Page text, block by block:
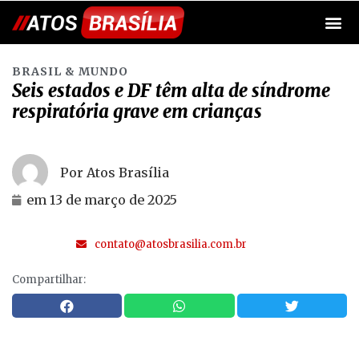
BRASIL & MUNDO
Seis estados e DF têm alta de síndrome
respiratória grave em crianças
Por Atos Brasília
em 13 de março de 2025
contato@atosbrasilia.com.br
Compartilhar: